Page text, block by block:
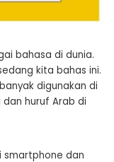
bahasa di dunia.
kita bahas ini.
digunakan di
huruf Arab di
smartphone dan